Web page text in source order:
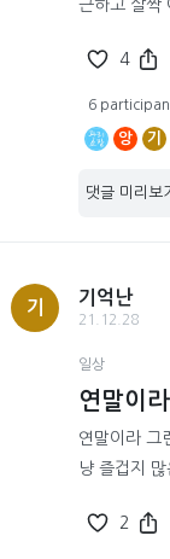
근하고 살짝
4
6
앙 기
댓글 미리보기
기
기억난
21.12.28
일상
연말이
연말이라 그
냥 즐겁지
2